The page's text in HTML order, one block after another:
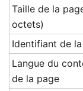
Taille de la
octets)
Identifiant de
Langue du
de la page